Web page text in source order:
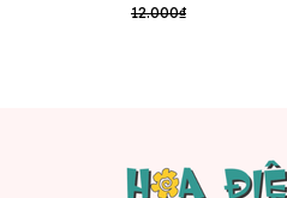
12.000₫